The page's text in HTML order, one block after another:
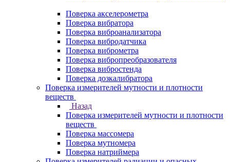
Поверка акселерометра
Поверка вибратора
Поверка виброанализатора
Поверка вибродатчика
Поверка виброметра
Поверка вибропреобразователя
Поверка вибростенда
Поверка дозкалибратора
Поверка измерителей мутности и плотности
веществ
Назад
Поверка измерителей мутности и плотности
веществ
Поверка массомера
Поверка мутномера
Поверка натриймера